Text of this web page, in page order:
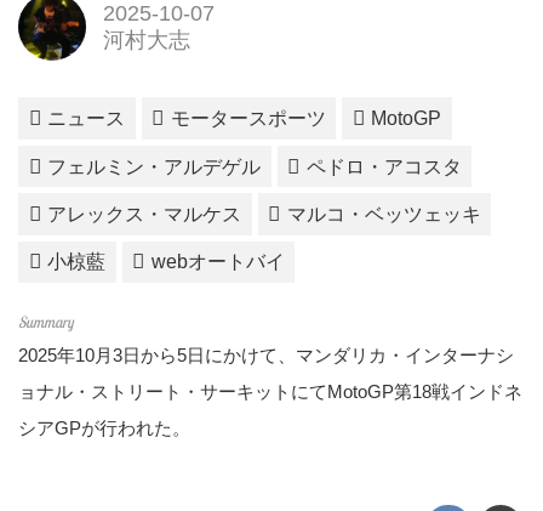
2025-10-07
河村大志
ニュース モータースポーツ MotoGP
フェルミン・アルデゲル ペドロ・アコスタ
アレックス・マルケス マルコ・ベッツェッキ
小椋藍 webオートバイ
2025年10月3日から5日にかけて、マンダリカ・インターナシ
ョナル・ストリート・サーキットにてMotoGP第18戦インドネ
シアGPが行われた。